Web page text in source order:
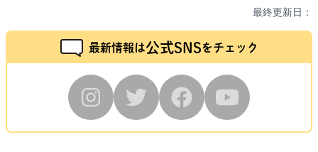
最終更新日：
最新情報は公式SNSをチェック